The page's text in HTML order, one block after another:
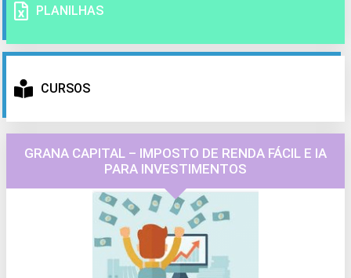
PLANILHAS
CURSOS
GRANA CAPITAL – IMPOSTO DE RENDA FÁCIL E IA
PARA INVESTIMENTOS